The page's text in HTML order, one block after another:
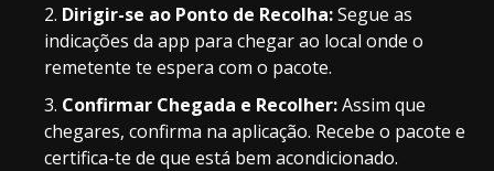
Dirigir-se ao Ponto de Recolha:Segue as
indicações da app para chegar ao local onde o
remetente te espera com o pacote.
Confirmar Chegada e Recolher:Assim que
chegares, confirma na aplicação. Recebe o pacote e
certifica-te de que está bem acondicionado.